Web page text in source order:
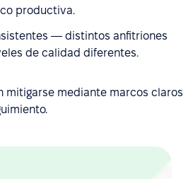
productiva.
— distintos anfitriones
de calidad diferentes.
mitigarse mediante marcos claros